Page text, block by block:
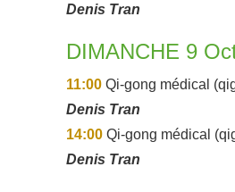
Denis Tran
DIMANCHE 9
11:00 Qi-gong médical
Denis Tran
14:00 Qi-gong médical
Denis Tran